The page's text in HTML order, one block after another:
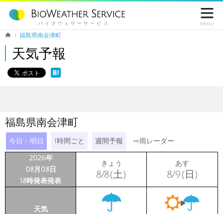
バイオウェザーサービス

Menu
福島県南会津町
天気予報
福島県南会津町
今日・明日 1時間ごと 週間予報 ⇨雨レーダー
2026年
08月08日
18時発表発表
きょう
8/8(土)
あす
8/9(日)
天気